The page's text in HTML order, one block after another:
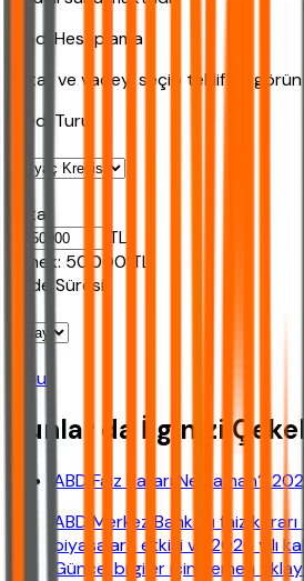
Kredi Hesaplama
Tutar ve vadeyi seçip teklifleri
Kredi Turu
Tutar
TL
Ornek: 50.000 TL
Vade Süresi
Bul
Bunlar da İlginizi
ABD Faiz Kararı Ne Zaman?
ABD Merkez Bankası faiz
piyasalara etkisi ve 2026 yılı
Güncel bilgiler için hemen